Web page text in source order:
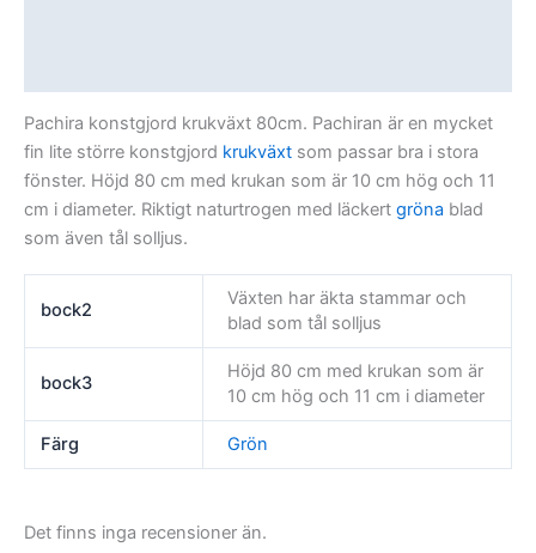
Pachira konstgjord krukväxt 80cm. Pachiran är en mycket
fin lite större konstgjord krukväxt som passar bra i stora
fönster. Höjd 80 cm med krukan som är 10 cm hög och 11
cm i diameter. Riktigt naturtrogen med läckert gröna blad
som även tål solljus.
bock2
Växten har äkta stammar och
blad som tål solljus
bock3
Höjd 80 cm med krukan som är
10 cm hög och 11 cm i diameter
Färg Grön
Det finns inga recensioner än.